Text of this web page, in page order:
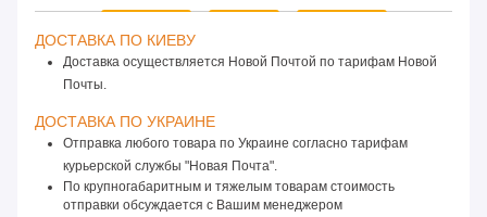
ДОСТАВКА ПО КИЕВУ
Доставка осуществляется Новой Почтой по тарифам Новой
Почты.
ДОСТАВКА ПО УКРАИНЕ
Отправка любого товара по Украине согласно тарифам
курьерской службы "Новая Почта".
По крупногабаритным и тяжелым товарам стоимость
отправки обсуждается с Вашим менеджером